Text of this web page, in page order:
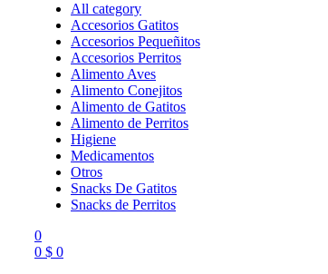
All category
Accesorios Gatitos
Accesorios Pequeñitos
Accesorios Perritos
Alimento Aves
Alimento Conejitos
Alimento de Gatitos
Alimento de Perritos
Higiene
Medicamentos
Otros
Snacks De Gatitos
Snacks de Perritos
0
0 $ 0